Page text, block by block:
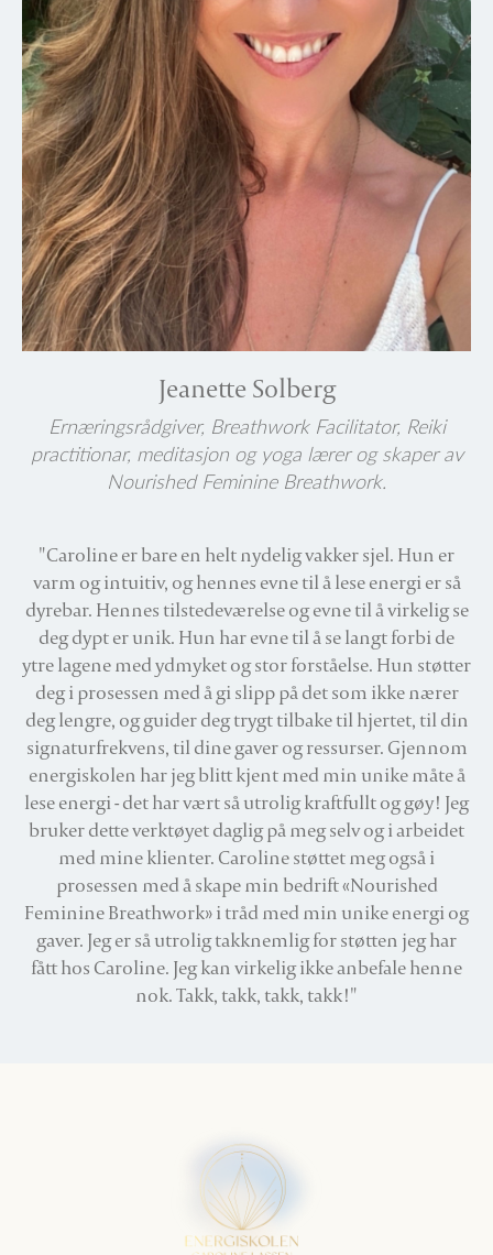
Jeanette Solberg
Ernæringsrådgiver, Breathwork Facilitator, Reiki
practitionar, meditasjon og yoga lærer og skaper av
Nourished Feminine Breathwork.
"Caroline er bare en helt nydelig vakker sjel. Hun er
varm og intuitiv, og hennes evne til å lese energi er så
dyrebar. Hennes tilstedeværelse og evne til å virkelig se
deg dypt er unik. Hun har evne til å se langt forbi de
ytre lagene med ydmyket og stor forståelse. Hun støtter
deg i prosessen med å gi slipp på det som ikke nærer
deg lengre, og guider deg trygt tilbake til hjertet, til din
signaturfrekvens, til dine gaver og ressurser. Gjennom
energiskolen har jeg blitt kjent med min unike måte å
lese energi - det har vært så utrolig kraftfullt og gøy! Jeg
bruker dette verktøyet daglig på meg selv og i arbeidet
med mine klienter. Caroline støttet meg også i
prosessen med å skape min bedrift «Nourished
Feminine Breathwork» i tråd med min unike energi og
gaver. Jeg er så utrolig takknemlig for støtten jeg har
fått hos Caroline. Jeg kan virkelig ikke anbefale henne
nok. Takk, takk, takk, takk!"